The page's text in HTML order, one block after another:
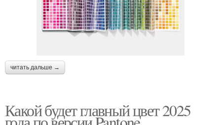
читать дальше →
Какой будет главный цвет 2025